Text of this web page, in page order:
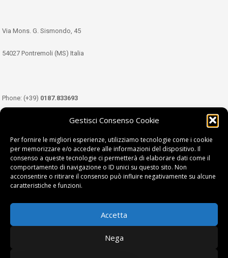
Gestisci Consenso Cookie
Per fornire le migliori esperienze, utilizziamo tecnologie come i cookie
per memorizzare e/o accedere alle informazioni del dispositivo. Il
consenso a queste tecnologie ci permetterà di elaborare dati come il
comportamento di navigazione o ID unici su questo sito. Non
acconsentire o ritirare il consenso può influire negativamente su alcune
caratteristiche e funzioni.
Accetta
Nega
Via Mons. G. Sismondo, 45
54027 Pontremoli (MS) Italia
Phone: (+39) 0187.833693
349.3489333
Email:info@tdl.it
Terra di Lunigiana © di Filippi William - P.Iva 01374450458